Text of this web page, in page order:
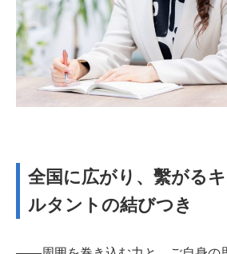
全国に広がり、繫がる
ルタントの結びつき